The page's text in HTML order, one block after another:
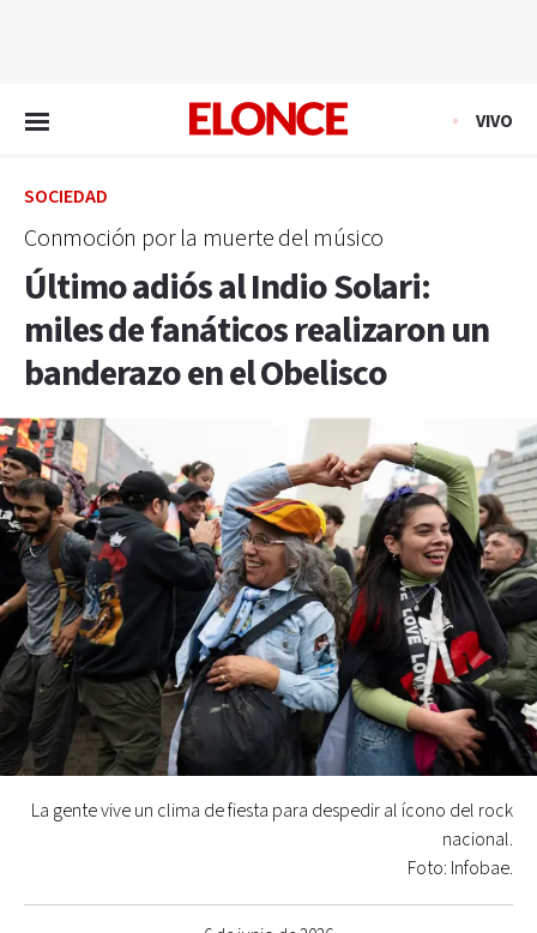
VIVO
SOCIEDAD
Conmoción por la muerte del músico
Último adiós al Indio Solari:
miles de fanáticos realizaron un
banderazo en el Obelisco
La gente vive un clima de fiesta para despedir al ícono del rock
nacional.
Foto: Infobae.